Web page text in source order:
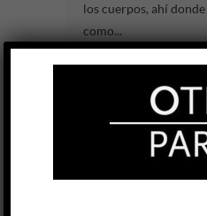
los cuerpos, ahí
como...
Una conversación
Jaquelina Miranda
LITERATURA ARGENTINA
Julieta Yelin